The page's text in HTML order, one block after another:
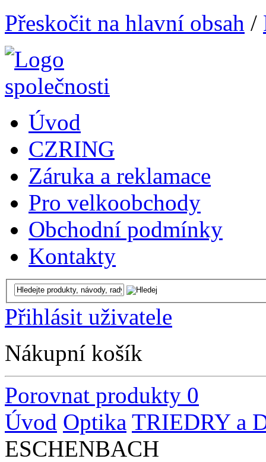
Přeskočit na hlavní obsah /
Úvod
CZRING
Záruka a reklamace
Pro velkoobchody
Obchodní podmínky
Kontakty
Přihlásit uživatele
Nákupní košík
Porovnat produkty 0
Úvod Optika TRIEDRY a
ESCHENBACH